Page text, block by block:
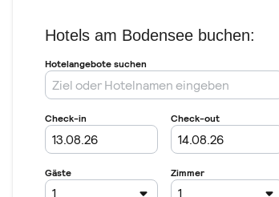
Hotels am Bodensee buchen: